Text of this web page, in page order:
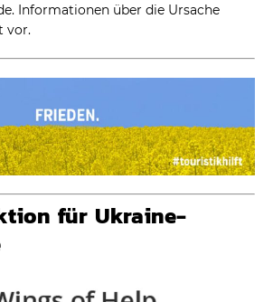
Informationen über die Ursache
vor.
für Ukraine-